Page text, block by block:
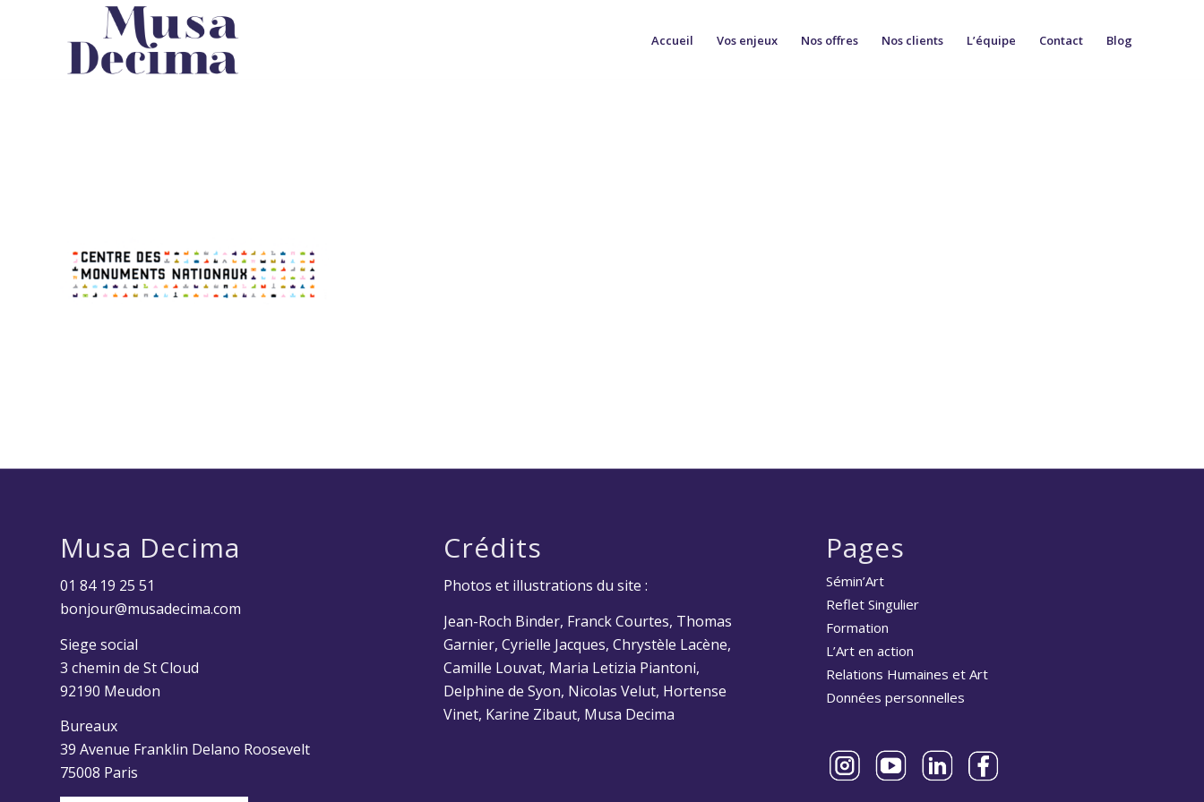
Accueil Vos enjeux Nos offres Nos clients L’équipe Contact Blog
Musa Decima
01 84 19 25 51
bonjour@musadecima.com
Siege social
3 chemin de St Cloud
92190 Meudon
Bureaux
39 Avenue Franklin Delano Roosevelt
75008 Paris
Crédits
Photos et illustrations du site :
Jean-Roch Binder, Franck Courtes, Thomas
Garnier, Cyrielle Jacques, Chrystèle Lacène,
Camille Louvat, Maria Letizia Piantoni,
Delphine de Syon, Nicolas Velut, Hortense
Vinet, Karine Zibaut, Musa Decima
Pages
Sémin’Art
Reflet Singulier
Formation
L’Art en action
Relations Humaines et Art
Données personnelles